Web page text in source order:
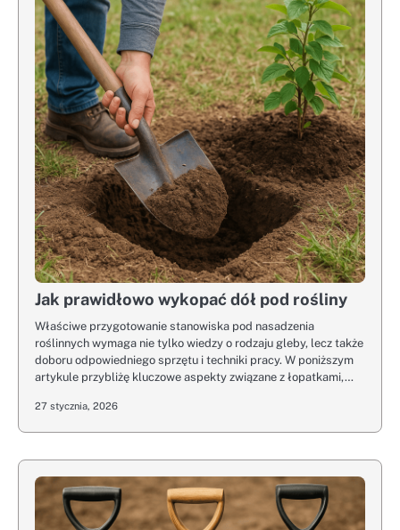
Jak prawidłowo wykopać dół pod rośliny
Właściwe przygotowanie stanowiska pod nasadzenia
roślinnych wymaga nie tylko wiedzy o rodzaju gleby, lecz także
doboru odpowiedniego sprzętu i techniki pracy. W poniższym
artykule przybliżę kluczowe aspekty związane z łopatkami,…
27 stycznia, 2026